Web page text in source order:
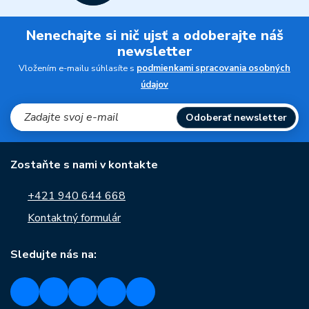
Nenechajte si nič ujsť a odoberajte náš
newsletter
Vložením e-mailu súhlasíte s podmienkami spracovania osobných
údajov
Odoberať newsletter
Zostaňte s nami v kontakte
+421 940 644 668
Kontaktný formulár
Sledujte nás na: